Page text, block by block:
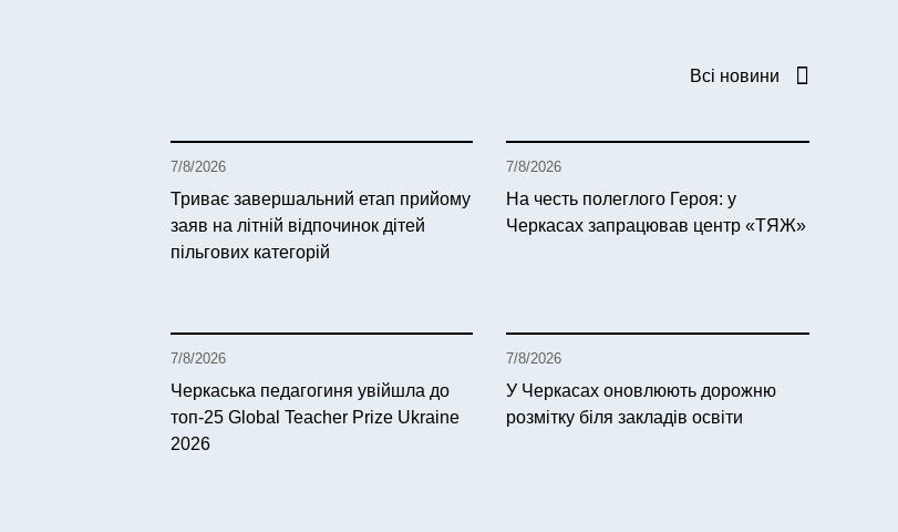
Всі новини
7/8/2026
Триває завершальний етап прийому
заяв на літній відпочинок дітей
пільгових категорій
7/8/2026
На честь полеглого Героя: у
Черкасах запрацював центр «ТЯЖ»
7/8/2026
Черкаська педагогиня увійшла до
топ-25 Global Teacher Prize Ukraine
2026
7/8/2026
У Черкасах оновлюють дорожню
розмітку біля закладів освіти